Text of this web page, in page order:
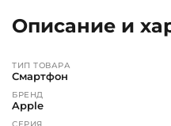
Описание и
ТИП ТОВАРА
Смартфон
БРЕНД
Apple